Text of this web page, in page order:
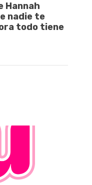
Hannah
nadie te
todo tiene